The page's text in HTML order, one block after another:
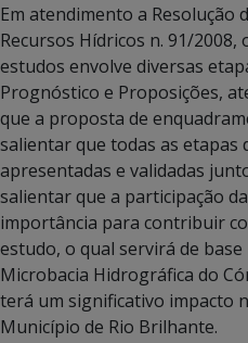
Em atendimento a Resolução
Recursos Hídricos n. 91/
estudos envolve diversas
Prognóstico e Proposições,
que a proposta de
salientar que todas as etapas
apresentadas e validadas
salientar que a participação
importância para contribuir
estudo, o qual servirá de
Microbacia Hidrográfica do
terá um significativo impacto
Município de Rio Brilhante.